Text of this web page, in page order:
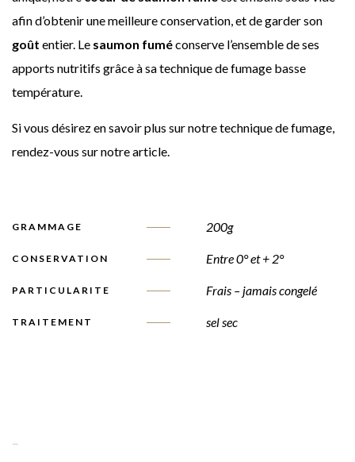
afin d’obtenir une meilleure conservation, et de garder son
goût entier. Le saumon fuméconserve l’ensemble de ses
apports nutritifs grâce à sa technique de fumage basse
température.
Si vous désirez en savoir plus sur notre technique de fumage,
rendez-vous sur notre article.
GRAMMAGE 200g
CONSERVATION Entre 0° et + 2°
PARTICULARITE Frais – jamais congelé
TRAITEMENT sel sec
-